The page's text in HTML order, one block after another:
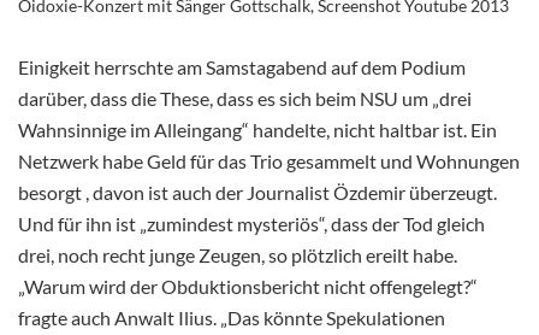
Oidoxie-Konzert mit Sänger Gottschalk, Screenshot Youtube 2013
Einigkeit herrschte am Samstagabend auf dem Podium
darüber, dass dieThese, dass es sich beim NSU um „drei
Wahnsinnige im Alleingang“ handelte, nicht haltbar ist. Ein
Netzwerk habe Geld für das Trio gesammelt und Wohnungen
besorgt , davon ist auch der Journalist Özdemir überzeugt.
Und für ihn ist „zumindest mysteriös“, dass der Tod gleich
drei, noch recht junge Zeugen, so plötzlich ereilt habe.
„Warum wird der Obduktionsbericht nicht offengelegt?“
fragte auch Anwalt Ilius. „Das könnte Spekulationen